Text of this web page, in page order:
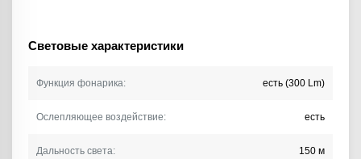
Световые характеристики
Функция фонарика: есть (300 Lm)
Ослепляющее воздействие: есть
Дальность света: 150 м